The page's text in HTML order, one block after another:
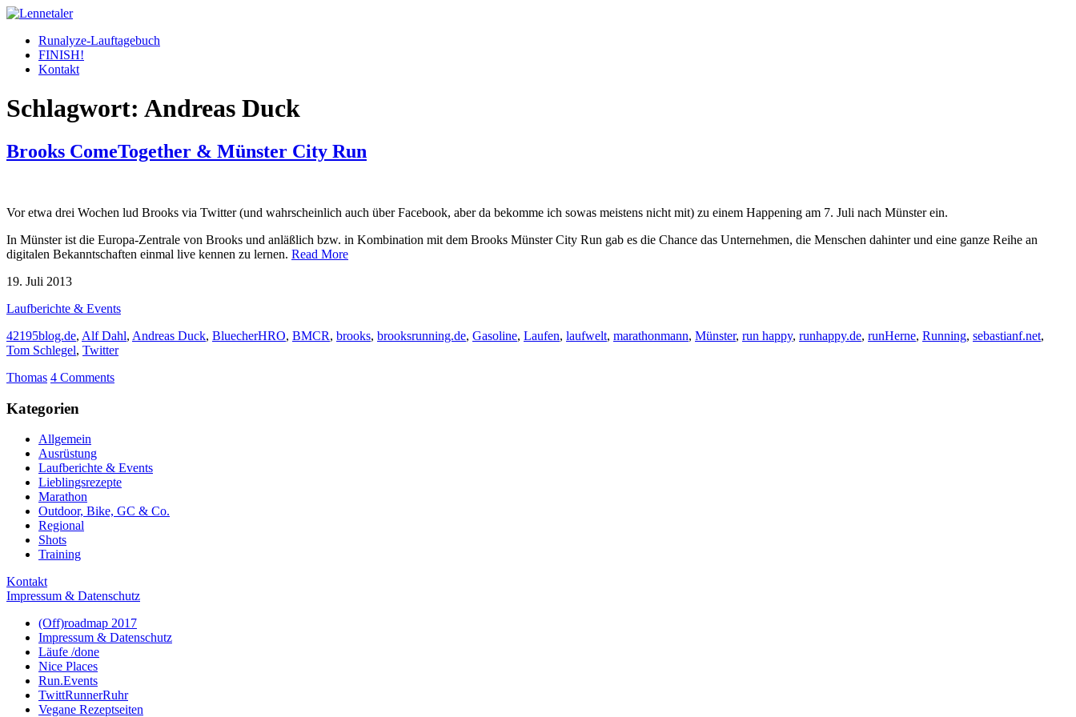
Skip
contentRunalyze-Lauftagebuch
FINISH!
Kontakt
Schlagwort: Andreas Duck
Brooks ComeTogether & Münster City Run
Vor etwa drei Wochen lud Brooks via Twitter (und wahrscheinlich auch über Facebook, aber da bekomme ich sowas meistens nicht mit) zu einem Happening am 7. Juli nach Münster ein.
In Münster ist die Europa-Zentrale von Brooks und anläßlich bzw. in Kombination mit dem Brooks Münster City Run gab es die Chance das Unternehmen, die Menschen dahinter und eine ganze Reihe an
digitalen Bekanntschaften einmal live kennen zu lernen. Read More
19. Juli 2013
Laufberichte & Events
42195blog.de, Alf Dahl, Andreas Duck, BluecherHRO, BMCR, brooks, brooksrunning.de, Gasoline, Laufen, laufwelt, marathonmann, Münster, run happy, runhappy.de, runHerne, Running, sebastianf.net,
Tom Schlegel, Twitter
Thomas 4 Comments
Kategorien
Allgemein
Ausrüstung
Laufberichte & Events
Lieblingsrezepte
Marathon
Outdoor, Bike, GC & Co.
Regional
Shots
Training
Kontakt
Impressum & Datenschutz
(Off)roadmap 2017
Impressum & Datenschutz
Läufe /done
Nice Places
Run.Events
TwittRunnerRuhr
Vegane Rezeptseiten